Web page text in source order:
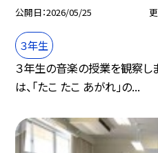
公開日 2026/05/25
３年生
３年生の音楽の授業を観察し
は、「たこ たこ あがれ」の...